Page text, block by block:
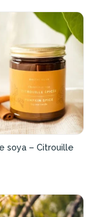
soya – Citrouille